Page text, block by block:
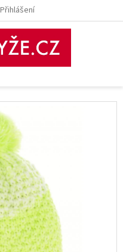
Přihlášení